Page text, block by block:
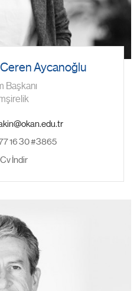
Aycanoğlu
Başkanı
16 30 #3865
Cv İndir